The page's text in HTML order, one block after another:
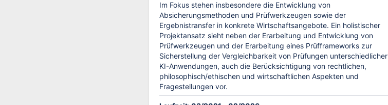
Im Fokus stehen insbesondere die Entwicklung von
Absicherungsmethoden und Prüfwerkzeugen sowie der
Ergebnistransfer in konkrete Wirtschaftsangebote. Ein holistischer
Projektansatz sieht neben der Erarbeitung und Entwicklung von
Prüfwerkzeugen und der Erarbeitung eines Prüfframeworks zur
Sicherstellung der Vergleichbarkeit von Prüfungen unterschiedlicher
KI-Anwendungen, auch die Berücksichtigung von rechtlichen,
philosophisch/ethischen und wirtschaftlichen Aspekten und
Fragestellungen vor.